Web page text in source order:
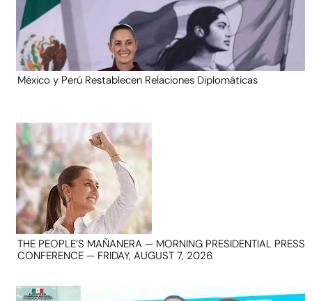
México y Perú Restablecen Relaciones Diplomáticas
THE PEOPLE’S MAÑANERA — MORNING PRESIDENTIAL PRESS
CONFERENCE — FRIDAY, AUGUST 7, 2026